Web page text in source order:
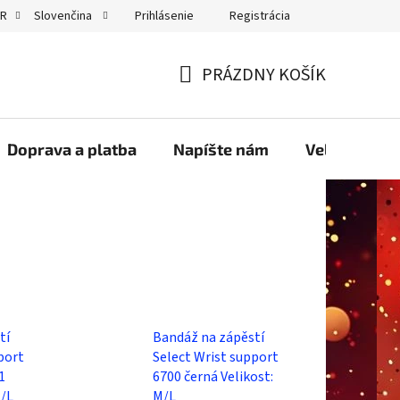
GDPRSlovenčina Prihlásenie Registrácia
KOŠÍK
PRÁZDNY KOŠÍK
Doprava a platba Napíšte nám
Bandáž na zápěstí
Select Wrist support
6700 černá Velikost: